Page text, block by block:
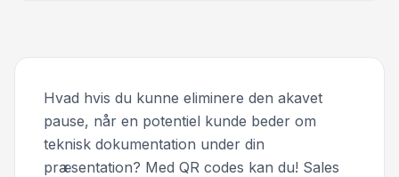
Hvad hvis du kunne eliminere den akavet
pause, når en potentiel kunde beder om
teknisk dokumentation under din
præsentation? Med QR codes kan du! Sales